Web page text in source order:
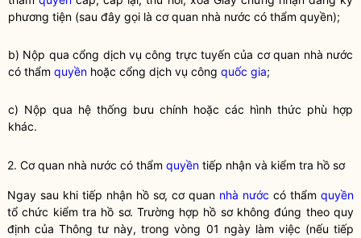
phương tiện (sau đây gọi là cơ quan nhà nước có thẩm quyền);
b) Nộp qua cổng dịch vụ công trực tuyến của cơ quan nhà nước
có thẩm quyền hoặc cổng dịch vụ công quốc gia;
c) Nộp qua hệ thống bưu chính hoặc các hình thức phù hợp
khác.
2. Cơ quan nhà nước có thẩm quyền tiếp nhận và kiểm tra hồ sơ
Ngay sau khi tiếp nhận hồ sơ, cơ quan nhà nước có thẩm quyền
tổ chức kiểm tra hồ sơ. Trường hợp hồ sơ không đúng theo quy
định của Thông tư này, trong vòng 01 ngày làm việc (nếu tiếp